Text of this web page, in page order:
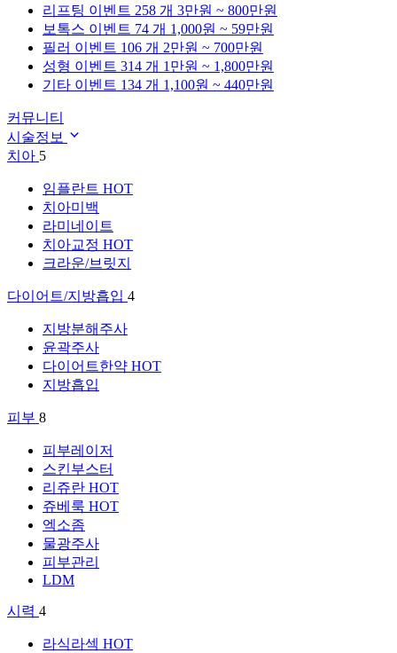
리프팅 이벤트 258 개 3만원 ~ 800만원
보톡스 이벤트 74 개 1,000원 ~ 59만원
필러 이벤트 106 개 2만원 ~ 700만원
성형 이벤트 314 개 1만원 ~ 1,800만원
기타 이벤트 134 개 1,100원 ~ 440만원
커뮤니티
시술정보
치아 5
임플란트 HOT
치아미백
라미네이트
치아교정 HOT
크라운/브릿지
다이어트/지방흡입 4
지방분해주사
윤곽주사
다이어트한약 HOT
지방흡입
피부 8
피부레이저
스킨부스터
리쥬란 HOT
쥬베룩 HOT
엑소좀
물광주사
피부관리
LDM
시력 4
라식라섹 HOT